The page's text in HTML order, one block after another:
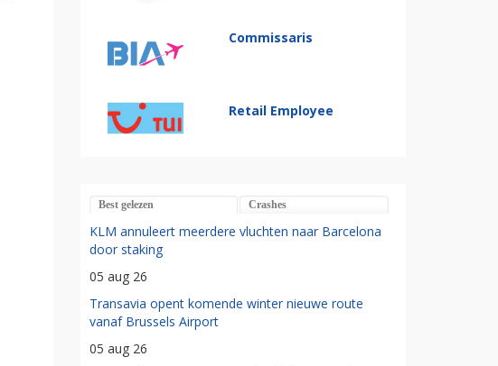
Commissaris
Retail Employee
Best gelezen Crashes
KLM annuleert meerdere vluchten naar Barcelona
door staking
05 aug 26
Transavia opent komende winter nieuwe route
vanaf Brussels Airport
05 aug 26